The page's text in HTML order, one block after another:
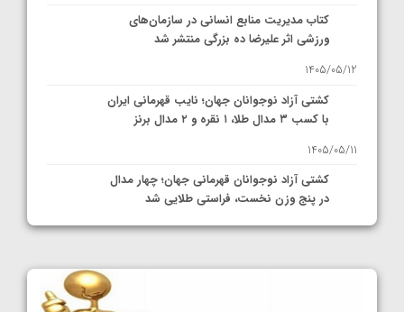
کتاب مدیریت منابع انسانی در سازمان‌های
ورزشی اثر علیرضا ده بزرگی منتشر شد
1405/05/12
کشتی آزاد نوجوانان جهان؛ نایب قهرمانی ایران
با کسب ۳ مدال طلا، ۱ نقره و ۲ مدال برنز
1405/05/11
کشتی آزاد نوجوانان قهرمانی جهان؛ چهار مدال
در پنج وزن نخست، فراستی طلایی شد
1405/05/11